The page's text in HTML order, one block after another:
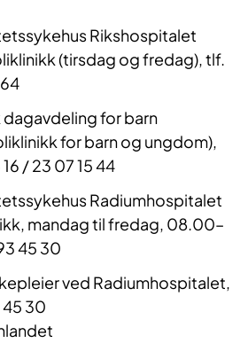
Rikshospitalet
(tirsdag og fredag), tlf.
dagavdeling for barn
for barn og ungdom),
/ 23 07 15 44
Radiumhospitalet
mandag til fredag, 08.00–
45 30
ved Radiumhospitalet,
30